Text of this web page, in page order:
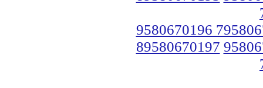
9580670196
89580670197